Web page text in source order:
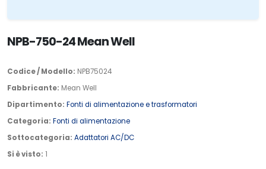
NPB-750-24 Mean Well
Codice / Modello: NPB75024
Fabbricante: Mean Well
Dipartimento: Fonti di alimentazione e trasformatori
Categoria: Fonti di alimentazione
Sottocategoria: Adattatori AC/DC
Si è visto: 1